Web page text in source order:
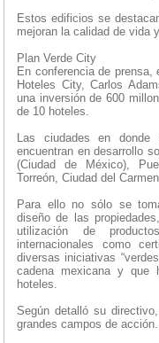
Estos edificios se
mejoran la calidad de vida
Plan Verde City
En conferencia de
Hoteles City, Carlos
una inversión de 600
de 10 hoteles.
Las ciudades en
encuentran en desarrollo
(Ciudad de México),
Torreón, Ciudad del
Para ello no sólo se
diseño de las
utilización de
internacionales como
diversas iniciativas
cadena mexicana y
hoteles.
Según detalló su
grandes campos de acción.